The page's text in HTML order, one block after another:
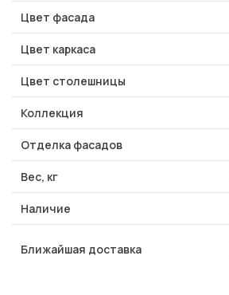
Цвет фасада
Цвет каркаса
Цвет столешницы
Коллекция
Отделка фасадов
Вес, кг
Наличие
Ближайшая доставка